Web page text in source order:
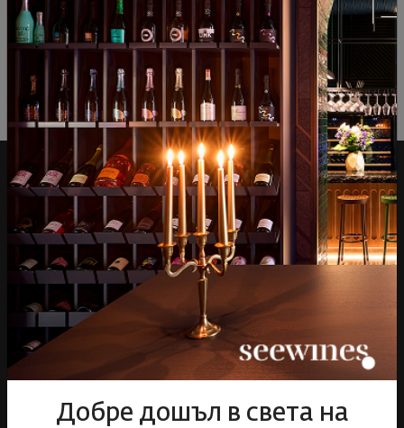
15 30 00 лв.
Добре дошъл в света на
Над 1300 вина от цял
Физически магазини и
събития